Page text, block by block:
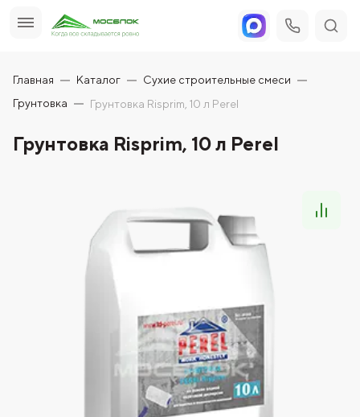
Главная Каталог
Сухие строительные смеси
Грунтовка
Грунтовка Risprim, 10 л Perel
Грунтовка Risprim, 10 л Perel